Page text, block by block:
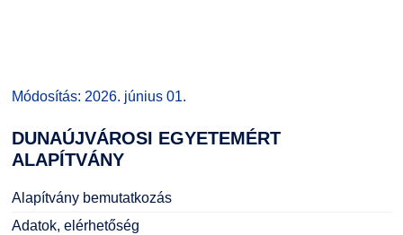
Módosítás: 2026. június 01.
DUNAÚJVÁROSI EGYETEMÉRT
ALAPÍTVÁNY
Alapítvány bemutatkozás
Adatok, elérhetőség